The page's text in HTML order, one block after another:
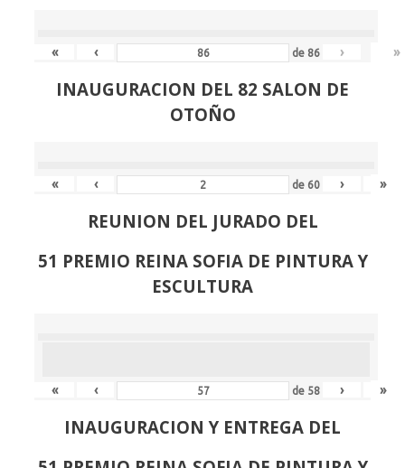
« ‹ de 86 › »
INAUGURACION DEL 82 SALON DE
OTOÑO
« ‹ de 60 › »
REUNION DEL JURADO DEL
51 PREMIO REINA SOFIA DE PINTURA Y
ESCULTURA
« ‹ de 58 › »
INAUGURACION Y ENTREGA DEL